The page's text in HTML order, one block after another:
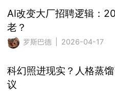
AI改变大厂招聘逻辑：
老？
罗斯巴德 | 2026-04-17
科幻照进现实？人格蒸
议